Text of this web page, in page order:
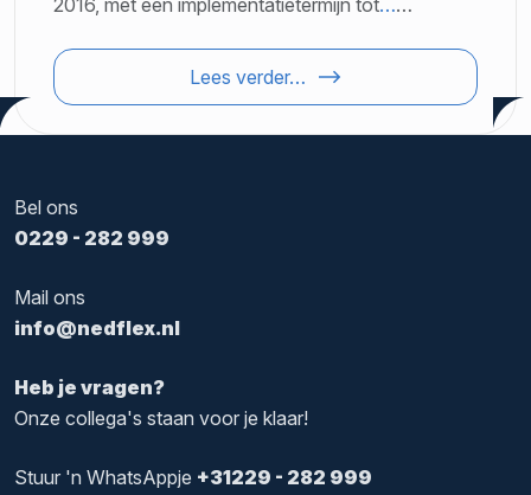
Lees verder…
Heb je vragen?
Onze collega's staan voor je klaar!
Bel ons
0229 - 282 999
Mail ons
info@nedflex.nl
Stuur 'n WhatsAppje +31229 - 282 999